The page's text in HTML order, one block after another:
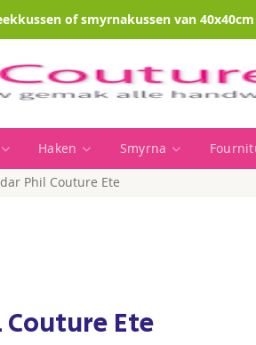
of smyrnakussen van
Haken Smyrna
Phil Couture Ete
Ete